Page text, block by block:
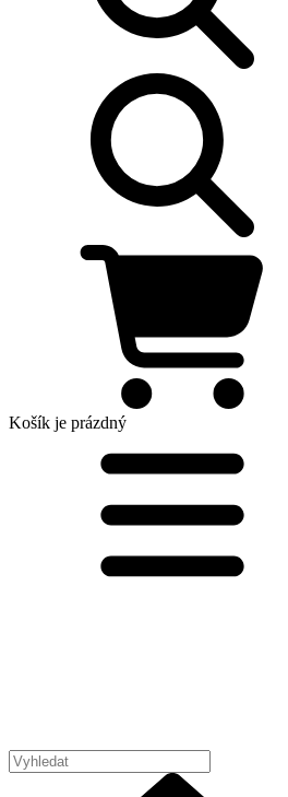
Košík je prázdný